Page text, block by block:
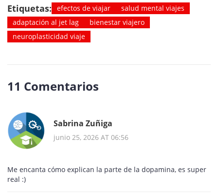
Etiquetas: efectos de viajar
salud mental viajes
adaptación al jet lag
bienestar viajero
neuroplasticidad viaje
11 Comentarios
Sabrina Zuñiga
junio 25, 2026 AT 06:56
Me encanta cómo explican la parte de la dopamina, es super
real :)